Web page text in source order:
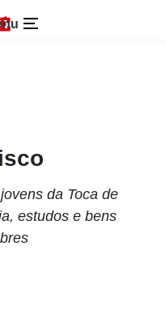
da Toca de
estudos e bens